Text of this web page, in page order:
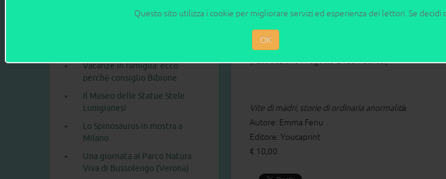
Questo sito utilizza i cookie per migliorare servizi ed esperienza dei lettori. Se
OK
certo numero di articoli, di diverse riviste, in un arco
*Tutto il ricavato della vendita del libro sarà devoluto
(Associazione Progetto Endometriosi)*
Vite di madri, storie di ordinaria anormalità
Autore: Emma Fenu
Editore: Youcaprint
€ 10,00
Vacanze in famiglia: ecco
perché consiglio Bibione
Il Museo delle Statue Stele
Lunigianesi
Lo Spinosaurus in mostra a
Milano
Una giornata al Parco Natura
Viva di Bussolengo (Verona)